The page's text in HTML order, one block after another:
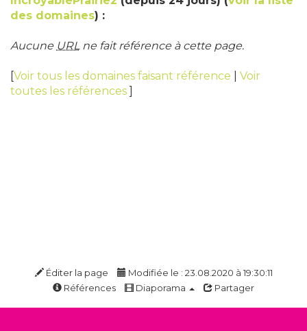
des domaines) :
Aucune URLne fait référence à cette page.
[Voir tous les domaines faisant référence
Voir
toutes les références ]
Éditer la page
Modifiée le : 23.08.2020 à 19:30:11
Références
Diaporama Partager